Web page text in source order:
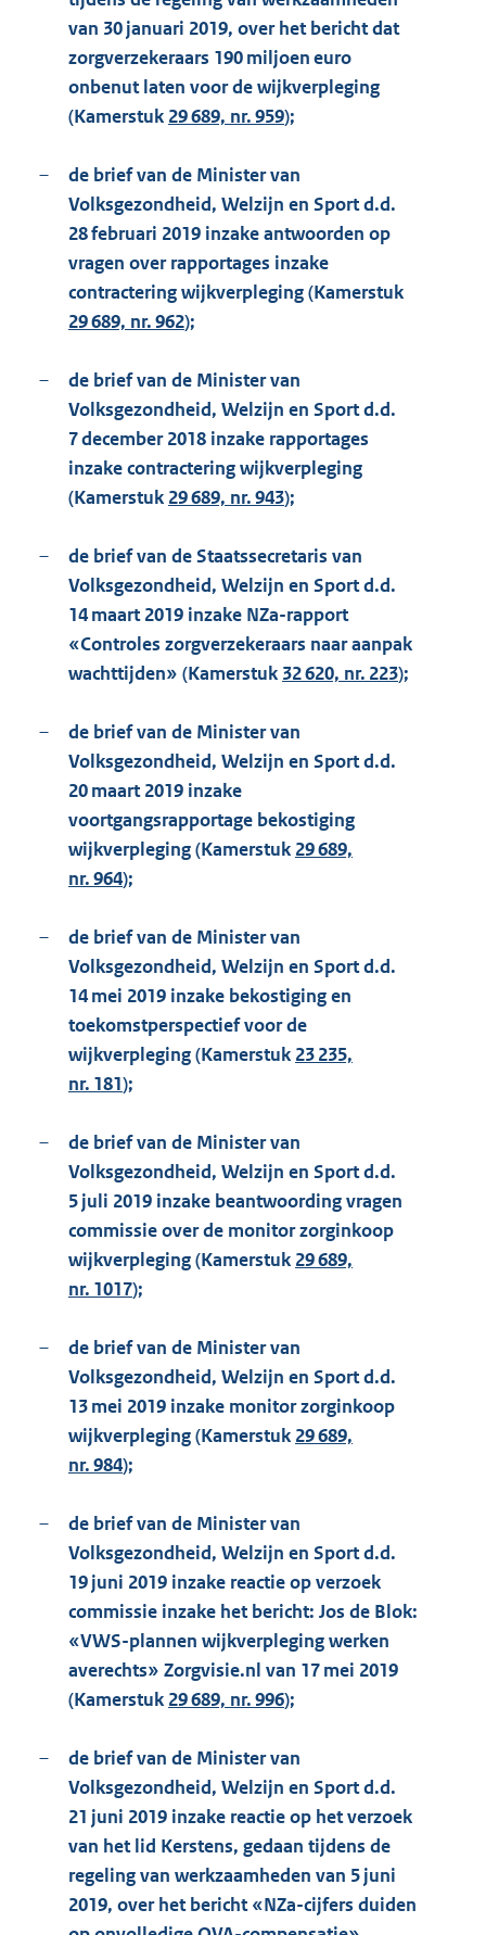
van 30 januari 2019, over het bericht dat
zorgverzekeraars 190 miljoen euro
onbenut laten voor de wijkverpleging
(Kamerstuk 29 689, nr. 959);
–
de brief van de Minister van
Volksgezondheid, Welzijn en Sport d.d.
28 februari 2019 inzake antwoorden op
vragen over rapportages inzake
contractering wijkverpleging (Kamerstuk
29 689, nr. 962);
–
de brief van de Minister van
Volksgezondheid, Welzijn en Sport d.d.
7 december 2018 inzake rapportages
inzake contractering wijkverpleging
(Kamerstuk 29 689, nr. 943);
–
de brief van de Staatssecretaris van
Volksgezondheid, Welzijn en Sport d.d.
14 maart 2019 inzake NZa-rapport
«Controles zorgverzekeraars naar aanpak
wachttijden» (Kamerstuk 32 620, nr. 223);
–
de brief van de Minister van
Volksgezondheid, Welzijn en Sport d.d.
20 maart 2019 inzake
voortgangsrapportage bekostiging
wijkverpleging (Kamerstuk 29 689,
nr. 964);
–
de brief van de Minister van
Volksgezondheid, Welzijn en Sport d.d.
14 mei 2019 inzake bekostiging en
toekomstperspectief voor de
wijkverpleging (Kamerstuk 23 235,
nr. 181);
–
de brief van de Minister van
Volksgezondheid, Welzijn en Sport d.d.
5 juli 2019 inzake beantwoording vragen
commissie over de monitor zorginkoop
wijkverpleging (Kamerstuk 29 689,
nr. 1017);
–
de brief van de Minister van
Volksgezondheid, Welzijn en Sport d.d.
13 mei 2019 inzake monitor zorginkoop
wijkverpleging (Kamerstuk 29 689,
nr. 984);
–
de brief van de Minister van
Volksgezondheid, Welzijn en Sport d.d.
19 juni 2019 inzake reactie op verzoek
commissie inzake het bericht: Jos de Blok:
«VWS-plannen wijkverpleging werken
averechts» Zorgvisie.nl van 17 mei 2019
(Kamerstuk 29 689, nr. 996);
–
de brief van de Minister van
Volksgezondheid, Welzijn en Sport d.d.
21 juni 2019 inzake reactie op het verzoek
van het lid Kerstens, gedaan tijdens de
regeling van werkzaamheden van 5 juni
2019, over het bericht «NZa-cijfers duiden